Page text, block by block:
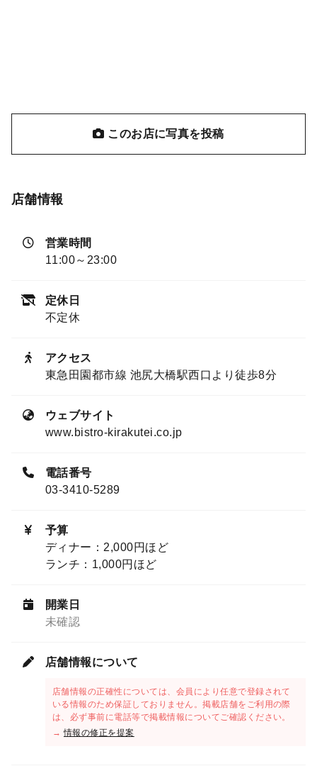
このお店に写真を投稿
店舗情報
営業時間
11:00～23:00
定休日
不定休
アクセス
東急田園都市線 池尻大橋駅西口より徒歩8分
ウェブサイト
www.bistro-kirakutei.co.jp
電話番号
03-3410-5289
予算
ディナー：2,000円ほど
ランチ：1,000円ほど
開業日
未確認
店舗情報について
店舗情報の正確性については、会員により任意で登録されて
いる情報のため保証しておりません。掲載店舗をご利用の際
は、必ず事前に電話等で掲載情報についてご確認ください。
→情報の修正を提案